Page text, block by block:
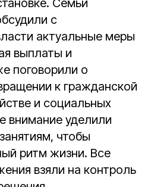
Семьи
с
актуальные меры
выплаты и
поговорили о
к гражданской
и социальных
внимание уделили
чтобы
ритм жизни. Все
взяли на контроль